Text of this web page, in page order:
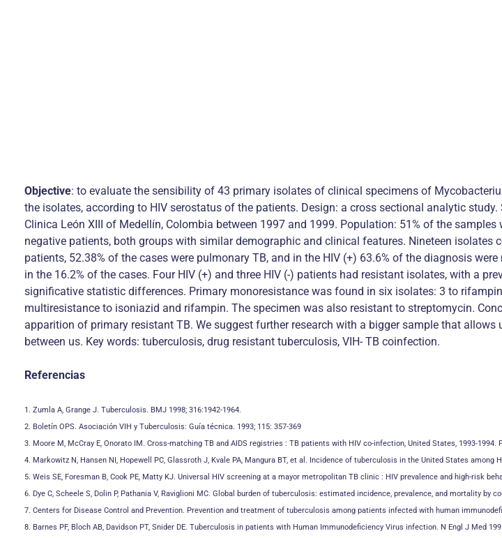
Objective: to evaluate the sensibility of 43 primary isolates of clinical specimens of
the isolates, according to HIV serostatus of the patients. Design: a cross sectional analytic
Clinica León XIII of Medellín, Colombia between 1997 and 1999. Population: 51% of the
negative patients, both groups with similar demographic and clinical features. Nineteen isolates
patients, 52.38% of the cases were pulmonary TB, and in the HIV (+) 63.6% of the diagnosis
in the 16.2% of the cases. Four HIV (+) and three HIV (-) patients had resistant isolates, with a
significative statistic differences. Primary monoresistance was found in six isolates: 3 to
multiresistance to isoniazid and rifampin. The specimen was also resistant to streptomycin.
apparition of primary resistant TB. We suggest further research with a bigger sample that
between us. Key words: tuberculosis, drug resistant tuberculosis, VIH- TB coinfection.
Referencias
1. Zumla A, Grange J. Tuberculosis. BMJ 1998; 316:1942-1964.
2. Boletín OPS. Asociación VIH y Tuberculosis: Guía técnica. 1993; 115: 357-369
3. Moore M, McCray E, Onorato IM. Cross-matching TB and AIDS registries : TB patients with HIV co-infection, United States, 1993-1994.
4. Markowitz N, Hansen NI, Hopewell PC, Glassroth J, Kvale PA, Mangura BT, et al. Incidence of tuberculosis in the United States among
5. Weis SE, Foresman B, Cook PE, Matty KJ. Universal HIV screening at a mayor metropolitan TB clinic : HIV prevalence and high-risk
6. Dye C, Scheele S, Dolin P, Pathania V, Raviglioni MC. Global burden of tuberculosis: estimated incidence, prevalence, and mortality by
7. Centers for Disease Control and Prevention. Prevention and treatment of tuberculosis among patients infected with human
8. Barnes PF, Bloch AB, Davidson PT, Snider DE. Tuberculosis in patients with Human Immunodeficiency Virus infection. N Engl J Med